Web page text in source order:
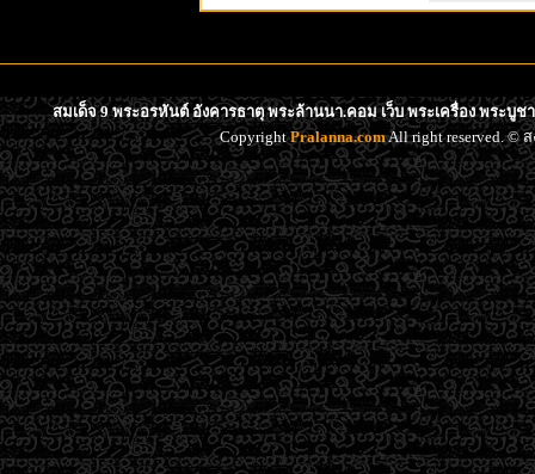
สมเด็จ 9 พระอรหันต์ อังคารธาตุ พระล้านนา.คอม เว็บ พระเครื่อง พระบู
CopyrightPralanna.comAll right reserved. ©